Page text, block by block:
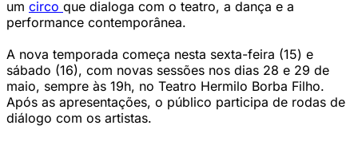
um circo que dialoga com o teatro, a dança e a
performance contemporânea.
A nova temporada começa nesta sexta-feira (15) e
sábado (16), com novas sessões nos dias 28 e 29 de
maio, sempre às 19h, no Teatro Hermilo Borba Filho.
Após as apresentações, o público participa de rodas de
diálogo com os artistas.